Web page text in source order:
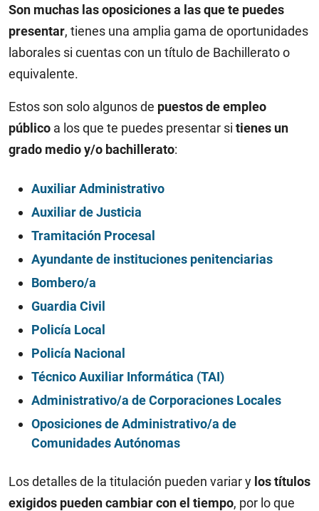
Son muchas las oposiciones a las que te puedes
presentar, tienes una amplia gama de oportunidades
laborales si cuentas con un título de Bachillerato o
equivalente.
Estos son solo algunos de puestos de empleo
público a los que te puedes presentar si tienes un
grado medio y/o bachillerato:
Auxiliar Administrativo
Auxiliar de Justicia
Tramitación Procesal
Ayundante de instituciones penitenciarias
Bombero/a
Guardia Civil
Policía Local
Policía Nacional
Técnico Auxiliar Informática (TAI)
Administrativo/a de Corporaciones Locales
Oposiciones de Administrativo/a de
Comunidades Autónomas
Los detalles de la titulación pueden variar y los títulos
exigidos pueden cambiar con el tiempo, por lo que